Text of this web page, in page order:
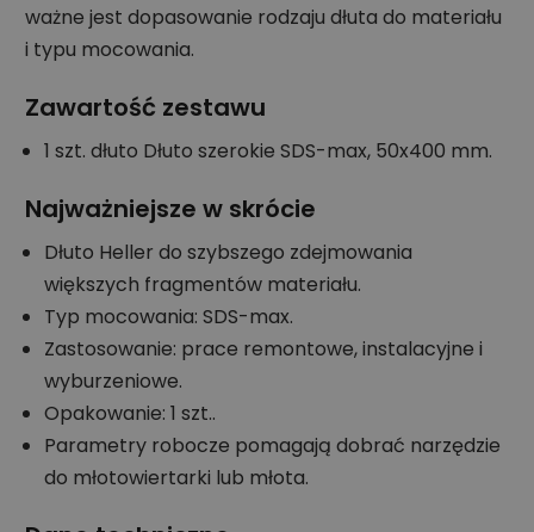
ważne jest dopasowanie rodzaju dłuta do materiału
i typu mocowania.
Zawartość zestawu
1 szt. dłuto Dłuto szerokie SDS-max, 50x400 mm.
Najważniejsze w skrócie
Dłuto Heller do szybszego zdejmowania
większych fragmentów materiału.
Typ mocowania: SDS-max.
Zastosowanie: prace remontowe, instalacyjne i
wyburzeniowe.
Opakowanie: 1 szt..
Parametry robocze pomagają dobrać narzędzie
do młotowiertarki lub młota.